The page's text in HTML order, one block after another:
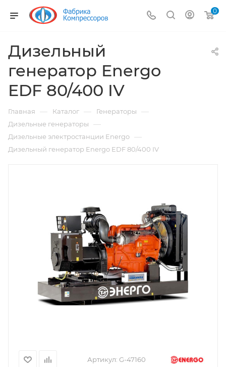
0
Дизельный
генератор Energo
EDF 80/400 IV
Главная — Каталог — Генераторы —
Дизельные генераторы —
Дизельные электростанции Energo —
Дизельный генератор Energo EDF 80/400 IV
Артикул: G-47160